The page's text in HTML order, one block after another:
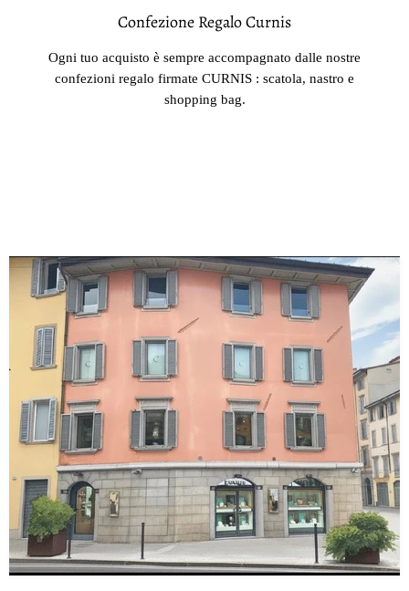
Confezione Regalo Curnis
Ogni tuo acquisto è sempre accompagnato dalle nostre
confezioni regalo firmate CURNIS : scatola, nastro e
shopping bag.